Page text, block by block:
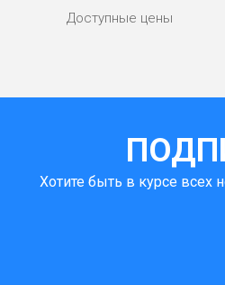
Доступные цены
Хотите быть в курсе всех